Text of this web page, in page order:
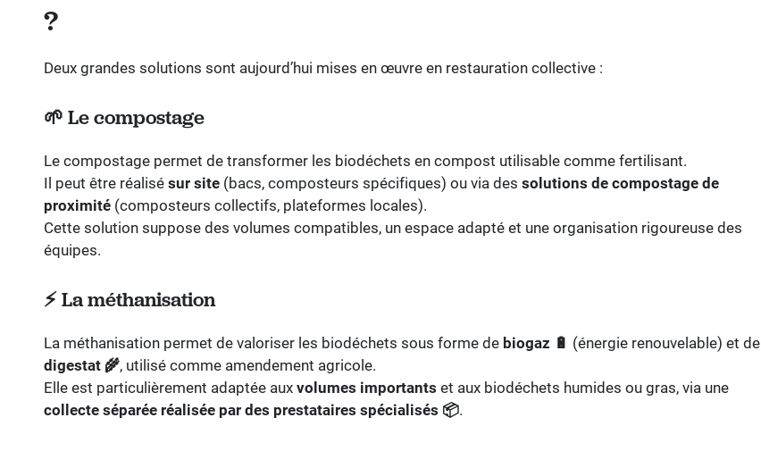
?
Deux grandes solutions sont aujourd’hui mises en œuvre en restauration collective :
🌱 Le compostage
Le compostage permet de transformer les biodéchets en compost utilisable comme fertilisant.
Il peut être réalisésur site(bacs, composteurs spécifiques) ou via des solutions de compostage de
proximité(composteurs collectifs, plateformes locales).
Cette solution suppose des volumes compatibles, un espace adapté et une organisation rigoureuse des
équipes.
⚡La méthanisation
La méthanisation permet de valoriser les biodéchets sous forme de biogaz 🔋 (énergie renouvelable) et de
digestat 🌾, utilisé comme amendement agricole.
Elle est particulièrement adaptée auxvolumes importants et aux biodéchets humides ou gras, via une
collecte séparée réalisée par des prestataires spécialisés 📦.